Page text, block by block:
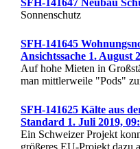
SFH-141647 Neubau
Sonnenschutz
SFH-141645
Ansichtssache 1. August
Auf hohe Mieten in
man mittlerweile "Pods"
SFH-141625 Kälte aus
Standard 1. Juli 2019,
Ein Schweizer Projekt
größeres EU-Projekt dazu